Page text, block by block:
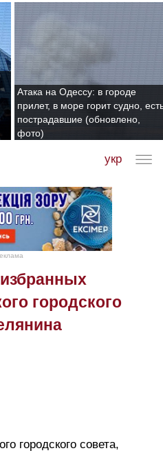
Атака на Одессу: в городе
прилет, в море горит судно,
пострадавшие (обновлено,
фото)
укр
городского
городского совета,